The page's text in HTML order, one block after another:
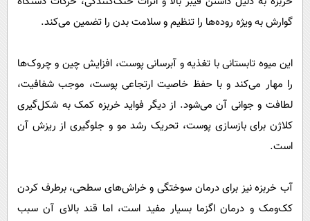
گوارش به ویژه روده‌ها را تنظیم و سلامت بدن را تضمین می‌کند.
این میوه تابستانی با تغذیه و آبرسانی پوست، افزایش چین و چروک‌ها
را مهار می‌کند و با حفظ خاصیت ارتجاعی پوست، موجب شفافیت،
لطافت و جوانی آن می‌شود. از دیگر فواید خربزه کمک به شکل‌گیری
کلاژن برای بازسازی پوست، تحریک رشد مو و جلوگیری از ریزش آن
است.
آب خربزه نیز برای درمان سوختگی و خراش‌های سطحی، برطرف کردن
کک‌ومک و درمان اگزما بسیار مفید است، اما قند بالای آن سبب